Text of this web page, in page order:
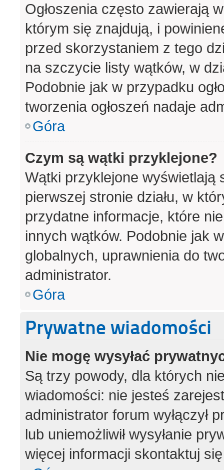
Ogłoszenia często zawierają
którym się znajdują, i
przed skorzystaniem z tego
na szczycie listy wątków, w
Podobnie jak w przypadku
tworzenia ogłoszeń nadaje
Góra
Czym są wątki przyklejone?
Wątki przyklejone wyświetlają
pierwszej stronie działu, w
przydatne informacje, które
innych wątków. Podobnie jak
globalnych, uprawnienia do
administrator.
Góra
Prywatne wiadomości
Nie mogę wysyłać
Są trzy powody, dla których
wiadomości: nie jesteś
administrator forum wyłączył
lub uniemożliwił wysyłanie
więcej informacji skontaktuj